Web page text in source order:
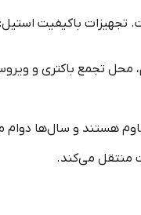
تجهیزات باکیفیت استیل:
تجمع باکتری و
هستند و سال‌ها دوام
منتقل می‌کند.